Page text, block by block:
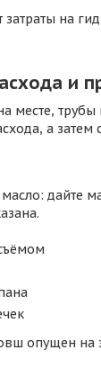
на
и
месте,
а
масло:
опущен на